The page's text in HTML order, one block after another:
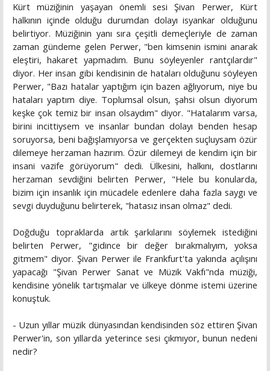
Kürt müziğinin yaşayan önemli sesi Şivan Perwer, Kürt
halkının içinde olduğu durumdan dolayı isyankar olduğunu
belirtiyor. Müziğinin yanı sıra çeşitli demeçleriyle de zaman
zaman gündeme gelen Perwer, "ben kimsenin ismini anarak
eleştiri, hakaret yapmadım. Bunu söyleyenler rantçılardır"
diyor. Her insan gibi kendisinin de hataları olduğunu söyleyen
Perwer, "Bazı hatalar yaptığım için bazen ağlıyorum, niye bu
hataları yaptım diye. Toplumsal olsun, şahsi olsun diyorum
keşke çok temiz bir insan olsaydım" diyor. "Hatalarım varsa,
birini incittiysem ve insanlar bundan dolayı benden hesap
soruyorsa, beni bağışlamıyorsa ve gerçekten suçluysam özür
dilemeye herzaman hazırım. Özür dilemeyi de kendim için bir
insani vazife görüyorum" dedi. Ülkesini, halkını, dostlarını
herzaman sevdiğini belirten Perwer, "Hele bu konularda,
bizim için insanlık için mücadele edenlere daha fazla saygı ve
sevgi duyduğunu belirterek, "hatasız insan olmaz" dedi.
Doğduğu topraklarda artık şarkılarını söylemek istediğini
belirten Perwer, "gidince bir değer bırakmalıyım, yoksa
gitmem" diyor. Şivan Perwer ile Frankfurt'ta yakında açılışını
yapacağı "Şivan Perwer Sanat ve Müzik Vakfı"nda müziği,
kendisine yönelik tartışmalar ve ülkeye dönme istemi üzerine
konuştuk.
- Uzun yıllar müzik dünyasından kendisinden söz ettiren Şivan
Perwer'in, son yıllarda yeterince sesi çıkmıyor, bunun nedeni
nedir?